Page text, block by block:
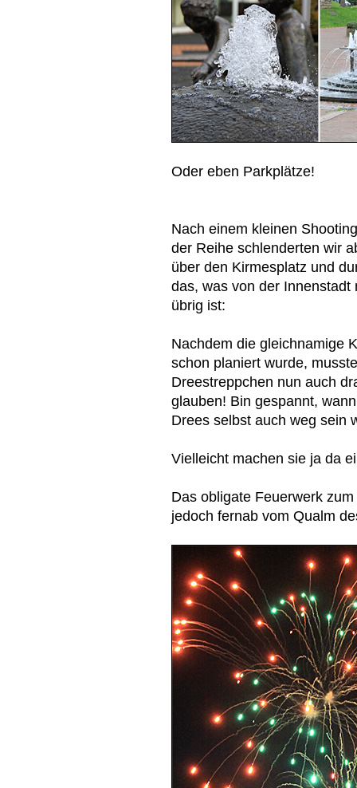
Oder eben Parkplätze!
Nach einem kleinen
der Reihe schlenderten wir
über den Kirmesplatz und
das, was von der Innenstadt
übrig ist:
Nachdem die gleichnamige
schon planiert wurde,
Dreestreppchen nun auch
glauben! Bin gespannt,
Drees selbst auch weg sein
Vielleicht machen sie ja da
Das obligate Feuerwerk
jedoch fernab vom Qualm